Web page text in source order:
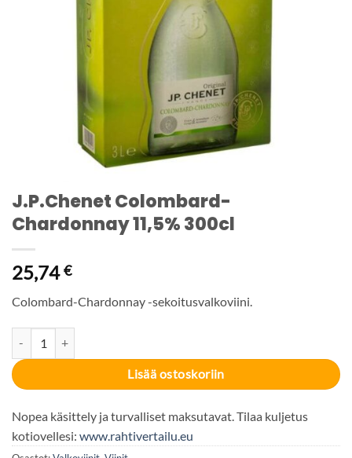
J.P.Chenet Colombard-
Chardonnay 11,5% 300cl
25,74€
Colombard-Chardonnay -sekoitusvalkoviini.
Lisää ostoskoriin
Nopea käsittely ja turvalliset maksutavat. Tilaa kuljetus
kotiovellesi: www.rahtivertailu.eu